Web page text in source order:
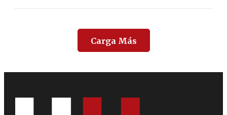
Carga Más